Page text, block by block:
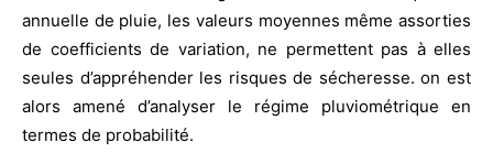
annuelle de pluie, les valeurs moyennes même assorties
de coefficients de variation, ne permettent pas à elles
seules d’appréhender les risques de sécheresse. on est
alors amené d’analyser le régime pluviométrique en
termes de probabilité.